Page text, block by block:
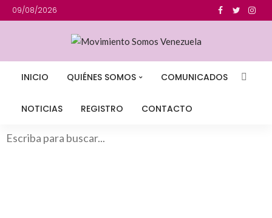
09/08/2026
INICIO QUIÉNES SOMOS COMUNICADOS
NOTICIAS REGISTRO CONTACTO